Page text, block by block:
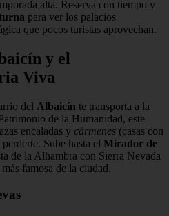
alta. Reserva con tiempo y
para ver los palacios
que pocos turistas aprovechan.
y el
Viva
del Albaicín te transporta a la
de la Humanidad, este
encaladas y cármenes (casas con
Sube hasta el Mirador de
de la Alhambra con Sierra Nevada
famosa de la ciudad.